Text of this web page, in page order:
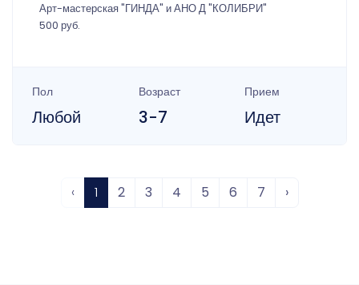
Арт-мастерская "ГИНДА" и АНО Д "КОЛИБРИ"
500 руб.
Пол
Любой
Возраст
3-7
Прием
Идет
‹ 1 2 3 4 5 6 7 ›